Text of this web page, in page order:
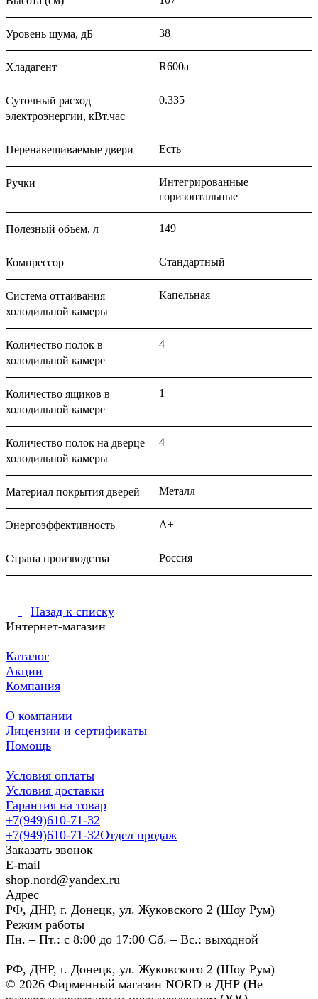
Уровень шума, дБ 38
Хладагент R600a
Суточный расход
электроэнергии, кВт.час
0.335
Перенавешиваемые двери Есть
Ручки
Интегрированные
горизонтальные
Полезный объем, л 149
Компрессор Стандартный
Система оттаивания
холодильной камеры
Капельная
Количество полок в
холодильной камере
4
Количество ящиков в
холодильной камере
1
Количество полок на дверце
холодильной камеры
4
Материал покрытия дверей Металл
Энергоэффективность A+
Страна производства Россия
Назад к списку
Интернет-магазин
Каталог
Акции
Компания
О компании
Лицензии и сертификаты
Помощь
Условия оплаты
Условия доставки
Гарантия на товар
+7(949)610-71-32
+7(949)610-71-32Отдел продаж
Заказать звонок
E-mail
shop.nord@yandex.ru
Адрес
РФ, ДНР, г. Донецк, ул. Жуковского 2 (Шоу Рум)
Режим работы
Пн. – Пт.: с 8:00 до 17:00 Сб. – Вс.: выходной
РФ, ДНР, г. Донецк, ул. Жуковского 2 (Шоу Рум)
© 2026 Фирменный магазин NORD в ДНР (Не